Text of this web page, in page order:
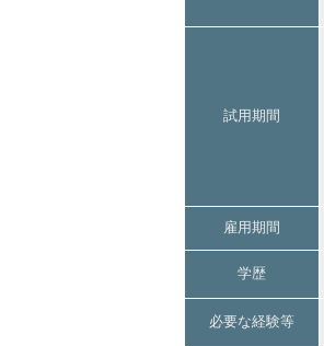
試用期間
雇用期間
学歴
必要な経験等